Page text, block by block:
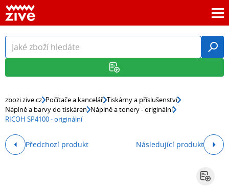
zbozi.zive.cz Počítače a kancelář Tiskárny a příslušenství
Náplně a barvy do tiskáren Náplně a tonery - originální
RICOH SP4100 - originální
Předchozí produkt Následující produkt